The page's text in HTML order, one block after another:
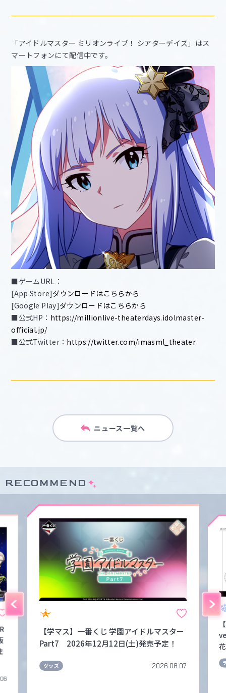
「アイドルマスター ミリオンライブ！ シアターデイズ」はス
マートフォンにて配信中です。
■ゲームURL：
[App Store]ダウンロードはこちらから
[Google Play]ダウンロードはこちらから
■公式HP： https://millionlive-theaterdays.idolmaster-
official.jp/
■公式Twitter： https://twitter.com/imasml_theater
ニュース一覧へ
RECOMMEND
【学マス】一番くじ 学園アイドルマスター
Part7 2026年12月12日(土)発売予定！
グッズ 2026.08.07